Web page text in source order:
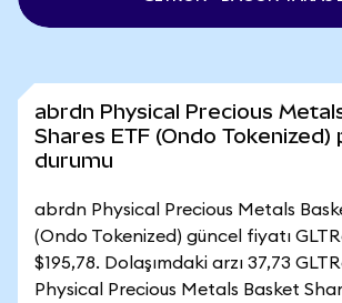
abrdn Physical Precious
Shares ETF (Ondo Tokenized)
durumu
abrdn Physical Precious Metals
(Ondo Tokenized) güncel fiyatı
$195,78. Dolaşımdaki arzı 37,73
Physical Precious Metals Basket